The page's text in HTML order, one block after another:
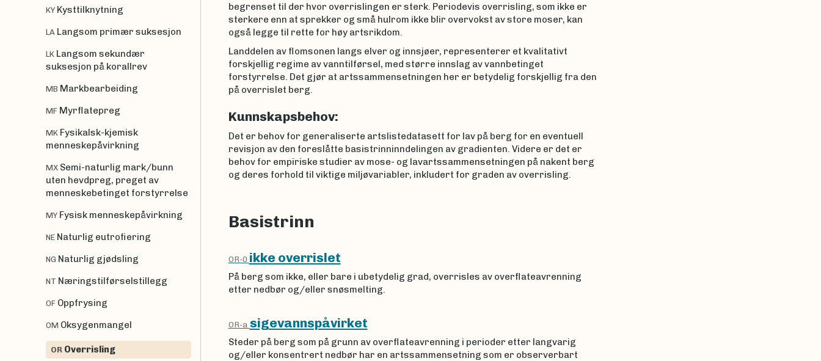
begrenset til der hvor overrislingen er sterk. Periodevis overrisling, som ikke er
sterkere enn at sprekker og små hulrom ikke blir overvokst av store moser, kan
også legge til rette for høy artsrikdom.
Landdelen av flomsonen langs elver og innsjøer, representerer et kvalitativt
forskjellig regime av vanntilførsel, med større innslag av vannbetinget
forstyrrelse. Det gjør at artssammensetningen her er betydelig forskjellig fra den
på overrislet berg.
Kunnskapsbehov:
Det er behov for generaliserte artslistedatasett for lav på berg for en eventuell
revisjon av den foreslåtte basistrinninndelingen av gradienten. Videre er det er
behov for empiriske studier av mose- og lavartssammensetningen på nakent berg
og deres forhold til viktige miljøvariabler, inkludert for graden av overrisling.
Basistrinn
OR-0 ikke overrislet
På berg som ikke, eller bare i ubetydelig grad, overrisles av overflateavrenning
etter nedbør og/eller snøsmelting.
OR-a sigevannspåvirket
Steder på berg som på grunn av overflateavrenning i perioder etter langvarig
og/eller konsentrert nedbør har en artssammensetning som er observerbart
KY Kysttilknytning
LA Langsom primær suksesjon
LK Langsom sekundær
suksesjon på korallrev
MB Markbearbeiding
MF Myrflatepreg
MK Fysikalsk-kjemisk
menneskepåvirkning
MX Semi-naturlig mark/bunn
uten hevdpreg, preget av
menneskebetinget forstyrrelse
MY Fysisk menneskepåvirkning
NE Naturlig eutrofiering
NG Naturlig gjødsling
NT Næringstilførselstillegg
OF Oppfrysing
OM Oksygenmangel
OR Overrisling